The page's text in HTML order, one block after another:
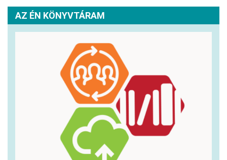
AZ ÉN KÖNYVTÁRAM